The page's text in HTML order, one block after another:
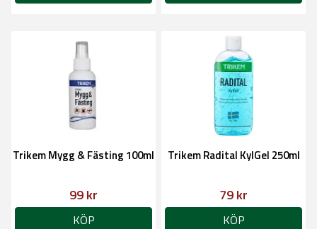
Trikem Mygg & Fästing 100ml
99 kr
KÖP
Trikem Radital KylGel 250ml
79 kr
KÖP